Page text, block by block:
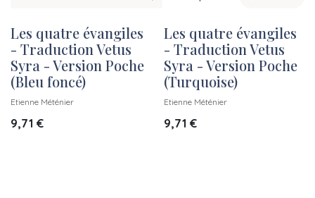
Nouveau !
Les quatre évangiles
- Traduction Vetus
Syra - Version Poche
(Bleu foncé)
Etienne Méténier
9,71 €
Nouveau !
Les quatre évangiles
- Traduction Vetus
Syra - Version Poche
(Turquoise)
Etienne Méténier
9,71 €